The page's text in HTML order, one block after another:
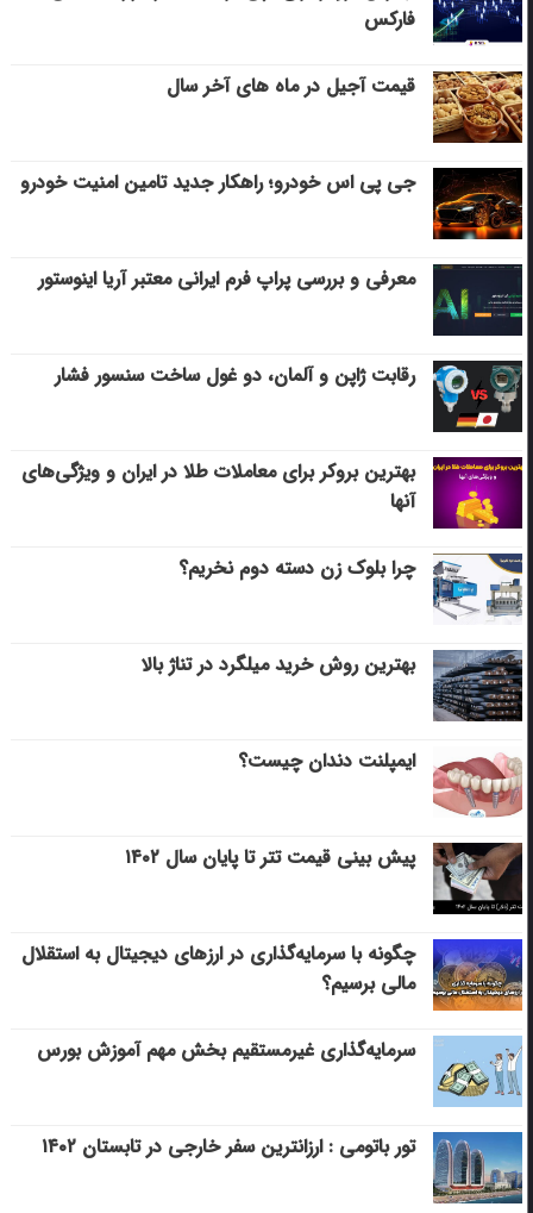
فارکس
قیمت آجیل در ماه های آخر سال
جی پی اس خودرو؛ راهکار جدید تامین امنیت خودرو
معرفی و بررسی پراپ فرم ایرانی معتبر آریا اینوستور
رقابت ژاپن و آلمان، دو غول ساخت سنسور فشار
بهترین بروکر برای معاملات طلا در ایران و ویژگی‌های
آنها
چرا بلوک زن دسته دوم نخریم؟
بهترین روش خرید میلگرد در تناژ بالا
ایمپلنت دندان چیست؟
پیش بینی قیمت تتر تا پایان سال ۱۴۰۲
چگونه با سرمایه‌گذاری در ارزهای دیجیتال به استقلال
مالی برسیم؟
سرمایه‌گذاری غیرمستقیم بخش مهم آموزش بورس
تور باتومی : ارزانترین سفر خارجی در تابستان ۱۴۰۲